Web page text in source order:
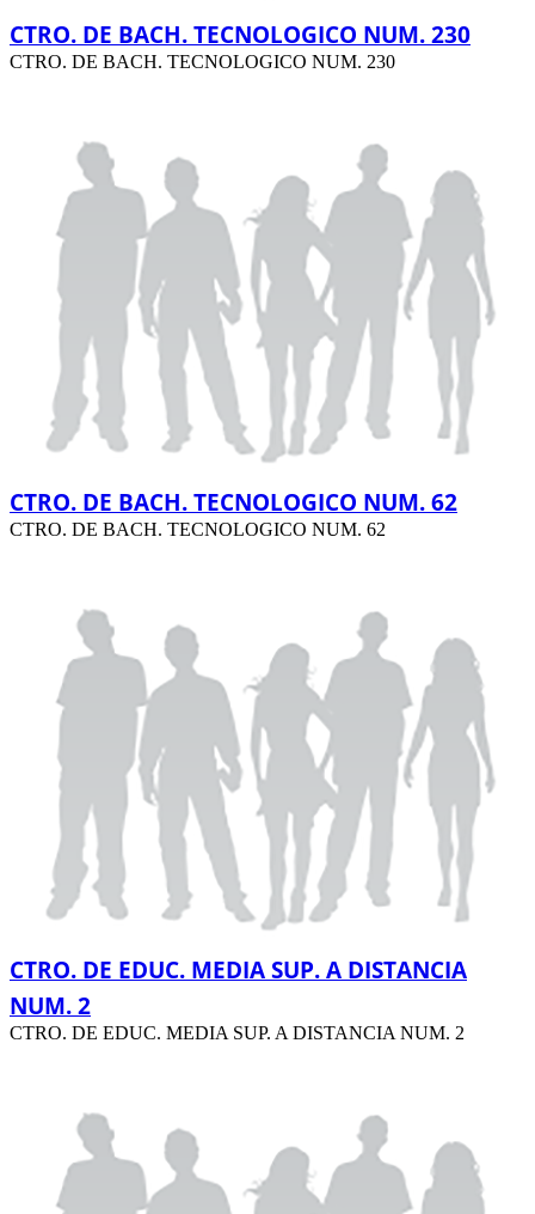
CTRO. DE BACH. TECNOLOGICO NUM. 230
CTRO. DE BACH. TECNOLOGICO NUM. 230
CTRO. DE BACH. TECNOLOGICO NUM. 62
CTRO. DE BACH. TECNOLOGICO NUM. 62
CTRO. DE EDUC. MEDIA SUP. A DISTANCIA
NUM. 2
CTRO. DE EDUC. MEDIA SUP. A DISTANCIA NUM. 2